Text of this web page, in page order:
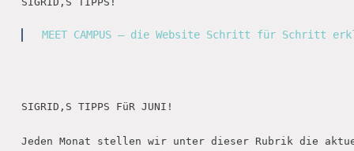
MEET CAMPUS – die Website Schritt für Schritt
SIGRID‚S TIPPS FüR JUNI!
Jeden Monat stellen wir unter dieser Rubrik die